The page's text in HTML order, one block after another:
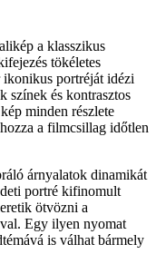
a klasszikus
tökéletes
ikonikus portréját idézi
színek és kontrasztos
minden részlete
a filmcsillag időtlen
árnyalatok dinamikát
portré kifinomult
ötvözni a
Egy ilyen nyomat
is válhat bármely